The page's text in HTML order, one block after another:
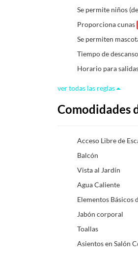
Se permite niños
Proporciona cunas
Se permiten
Tiempo de descanso
Horario para
ver todas las reglas
Comodidades
Acceso Libre de
Balcón
Vista al Jardín
Agua Caliente
Elementos Básicos
Jabón corporal
Toallas
Asientos en Salón